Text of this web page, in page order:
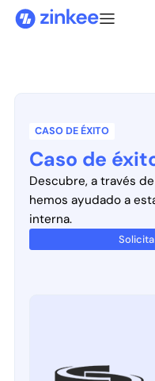
CASO DE ÉXITO
Caso de
Descubre, a través
hemos ayudado a
interna.